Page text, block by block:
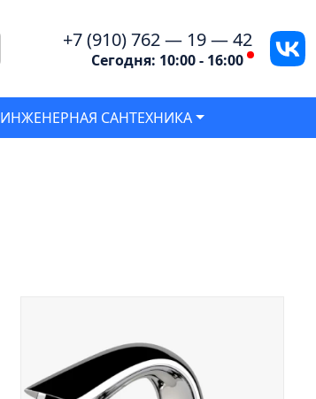
+7 (910) 762 — 19 — 42
Сегодня: 10:00 - 16:00
ИНЖЕНЕРНАЯ САНТЕХНИКА